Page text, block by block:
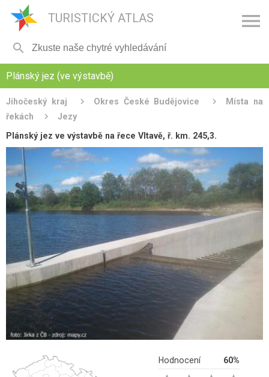
TURISTICKÝ ATLAS 

Plánský jez (ve výstavbě)
Jihočeský kraj Okres České Budějovice
Místa na
řekách
Jezy
Plánský jez ve výstavbě na řece Vltavě, ř. km. 245,3.
Hodnocení 60%